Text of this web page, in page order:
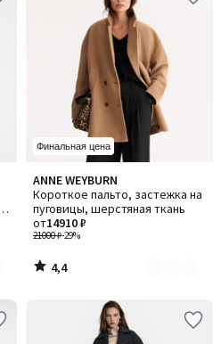
Финальная цена
ANNE WEYBURN
Короткое пальто, застежка на
пуговицы, шерстяная ткань
21000 ₽-29%
от14910 ₽
4,4
/ 5
Количество
цветов:
3
4,4
/